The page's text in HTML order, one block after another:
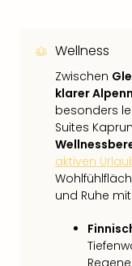
Wellness
Zwischen
klarer
besonders
Suites
aktiven
und Ruhe